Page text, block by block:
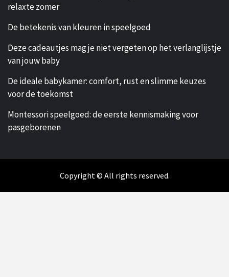
relaxte zomer
De betekenis van kleuren in speelgoed
Deze cadeautjes mag je niet vergeten op het verlanglijstje
van jouw baby
De ideale babykamer: comfort, rust en slimme keuzes
voor de toekomst
Montessori speelgoed: de eerste kennismaking voor
pasgeborenen
Copyright © All rights reserved.